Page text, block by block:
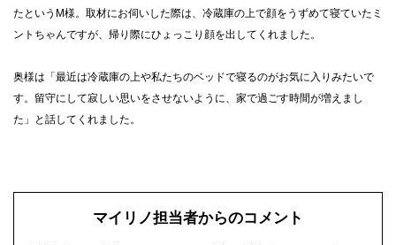
たというM様。取材にお伺いした際は、冷蔵庫の上で顔をうずめて寝ていたミ
ントちゃんですが、帰り際にひょっこり顔を出してくれました。
奥様は「最近は冷蔵庫の上や私たちのベッドで寝るのがお気に入りみたいで
す。留守にして寂しい思いをさせないように、家で過ごす時間が増えまし
た」と話してくれました。
マイリノ担当者からのコメント